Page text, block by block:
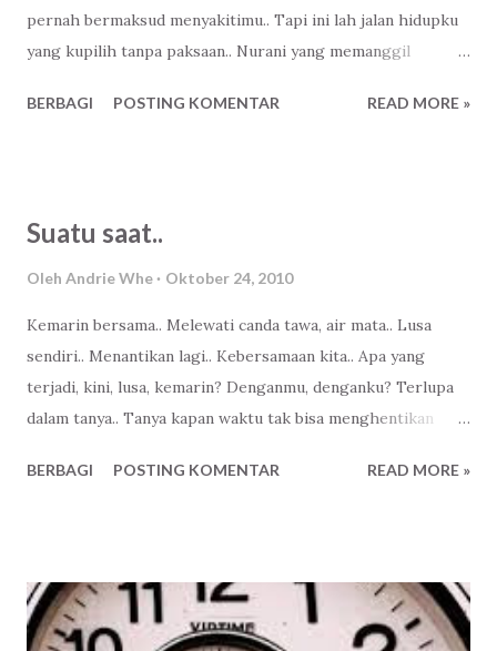
pernah bermaksud menyakitimu.. Tapi ini lah jalan hidupku
yang kupilih tanpa paksaan.. Nurani yang memanggil
laguku untukmu ibu.. Sekedar pengharapanku agar kau
sentuhan wejanganmu.. Diujung pintu rumah ku berlalu..
Menahan pilu tentang kehilangan dirimu.. Tapi jalan hidup
kebenaran yang sempurna.. Berantah logika yang harus
kuterima.. Logika dari fakta konsekuensi ujung hati yang
ingin bicara, tentang fakta, tentang realita yang kutemukan
bersama cinta empunya surga.. Bahasa kasih sayang dari
BERBAGI POSTING KOMENTAR READ MORE »
Suatu saat..
Oleh Andrie Whe Oktober 24, 2010
Kemarin bersama.. Melewati canda tawa, air mata.. Lusa
sendiri.. Menantikan lagi.. Kebersamaan kita.. Apa yang
terjadi, kini, lusa, kemarin? Denganmu, denganku? Terlupa
dalam tanya.. Tanya kapan waktu tak bisa menghentikan
Masih menunggu.. Suatu saat..
BERBAGI POSTING KOMENTAR READ MORE »